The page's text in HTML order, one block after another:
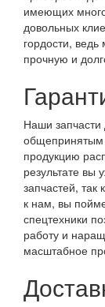
имеющих
довольных
гордости,
прочную и
Наши запчасти
общепринятым
продукцию
результате вы
запчастей,
к нам, вы
спецтехники
работу и
масштабное